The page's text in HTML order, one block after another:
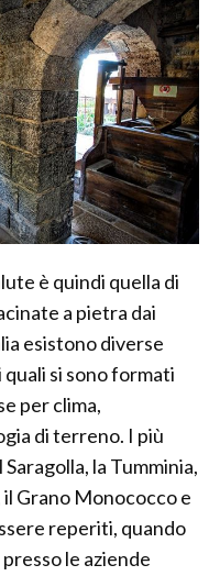
è quindi quella di
a pietra dai
esistono diverse
si sono formati
per clima,
di terreno. I più
la Tumminia,
il Grano Monococco e
reperiti, quando
le aziende